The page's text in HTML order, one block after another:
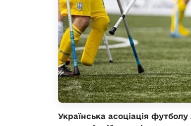
Українська асоціація